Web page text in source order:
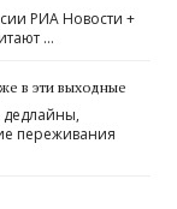
РИА Новости +
…
в эти выходные
переживания